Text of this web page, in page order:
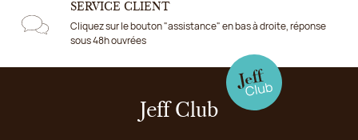
SERVICE CLIENT
Cliquez sur le bouton "assistance" en bas à droite, réponse
sous 48h ouvrées
Jeff Club